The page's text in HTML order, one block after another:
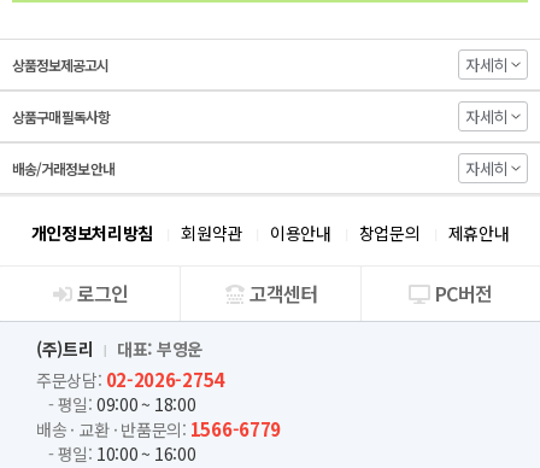
상품정보제공고시 자세히
상품구매 필독사항 자세히
배송/거래정보 안내 자세히
개인정보처리방침 회원약관 이용안내 창업문의 제휴안내
회사소개
로그인 고객센터 PC버전
(주)트리
대표: 부영운
주문상담: 02-2026-2754
- 평일: 09:00 ~ 18:00
배송 · 교환 · 반품문의: 1566-6779
- 평일: 10:00 ~ 16:00